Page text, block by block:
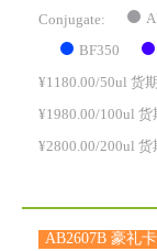
Conjugate:
BF350
¥1180.00/50ul 货
¥1980.00/100ul 货
¥2800.00/200ul 货
AB2607B 豪礼卡